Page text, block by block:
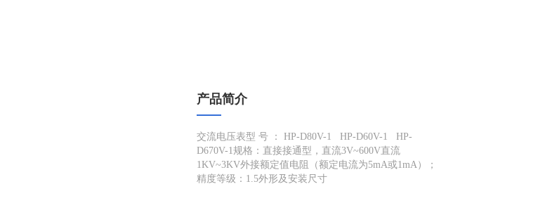
产品简介
交流电压表型 号 ： HP-D80V-1 HP-D60V-1 HP-
D670V-1规格：直接接通型，直流3V~600V直流
1KV~3KV外接额定值电阻（额定电流为5mA或1mA）；
精度等级：1.5外形及安装尺寸